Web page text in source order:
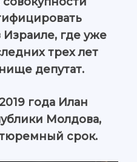
где уже
трех лет
депутат.
года Илан
Молдова,
тюремный срок.